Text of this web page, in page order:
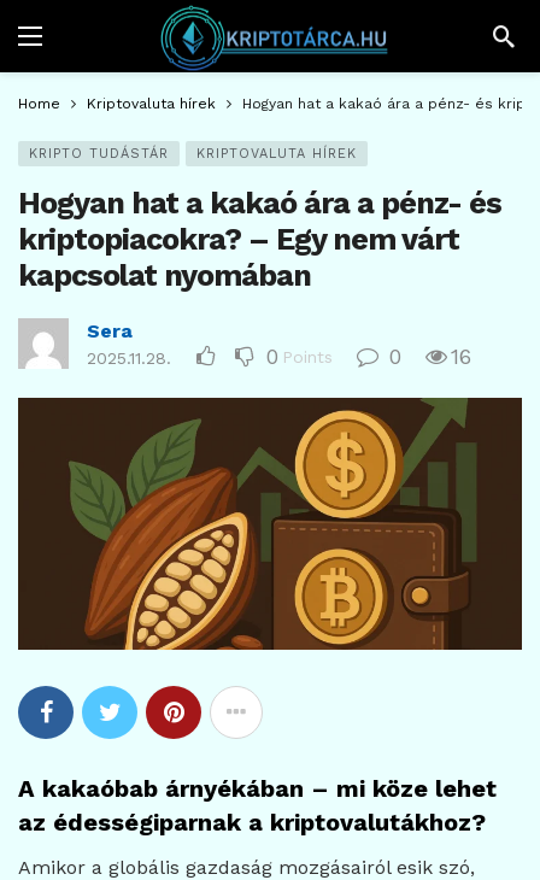
Home Kriptovaluta hírek Hogyan hat a kakaó ára a pénz- és
KRIPTO TUDÁSTÁR KRIPTOVALUTA HÍREK
Hogyan hat a kakaó ára a pénz- és
kriptopiacokra? – Egy nem várt
kapcsolat nyomában
Sera
2025.11.28. 0 Points 0 16
A kakaóbab árnyékában – mi köze lehet
az édességiparnak a kriptovalutákhoz?
Amikor a globális gazdaság mozgásairól esik szó,